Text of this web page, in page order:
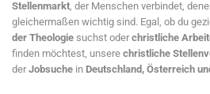
Stellenmarkt, der Menschen verbindet,
gleichermaßen wichtig sind. Egal, ob du
der Theologie suchst oderchristliche
finden möchtest, unsere christliche
derJobsuche in Deutschland, Österreich